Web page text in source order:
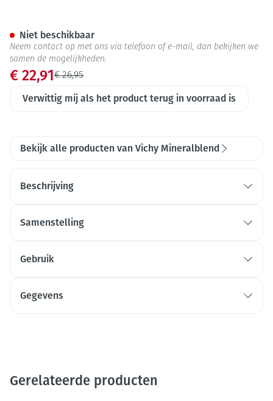
Adviesprijs
€ 26,95
Promotie prijs
€ 22,91
Verwittig mij als het product terug in voorraad is
Niet beschikbaar
Neem contact op met ons via telefoon of e-mail, dan bekijken we
samen de mogelijkheden.
Bekijk alle producten van Vichy Mineralblend
Beschrijving
Samenstelling
Gebruik
Gegevens
Gerelateerde producten